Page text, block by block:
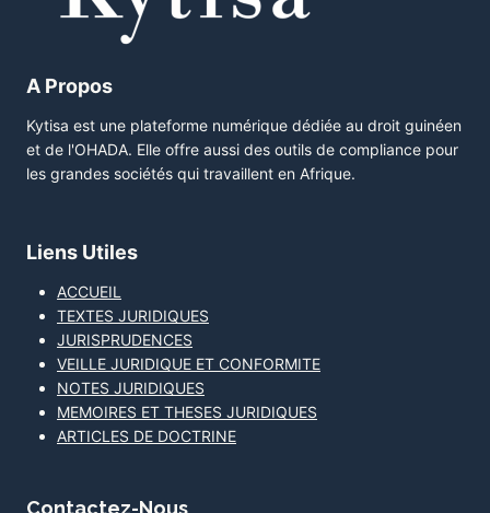
A Propos
Kytisa est une plateforme numérique dédiée au droit guinéen
et de l'OHADA. Elle offre aussi des outils de compliance pour
les grandes sociétés qui travaillent en Afrique.
Liens Utiles
ACCUEIL
TEXTES JURIDIQUES
JURISPRUDENCES
VEILLE JURIDIQUE ET CONFORMITE
NOTES JURIDIQUES
MEMOIRES ET THESES JURIDIQUES
ARTICLES DE DOCTRINE
Contactez-Nous